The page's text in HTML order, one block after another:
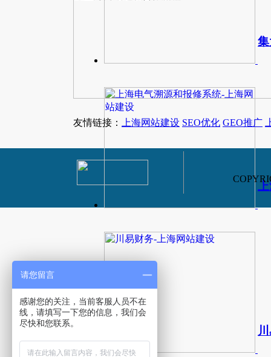
友情链接： 上海网站建设 SEO优化 GEO推广
请您留言
感谢您的关注，当前客服人员不在
线，请填写一下您的信息，我们会
尽快和您联系。